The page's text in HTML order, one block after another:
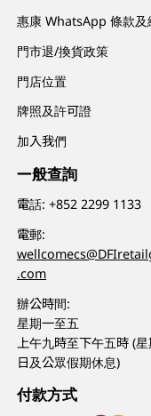
惠康 WhatsApp 條款及
門市退/換貨政策
門店位置
牌照及許可證
加入我們
一般查詢
電話:+852 2299 1133
電郵:
.com
辦公時間:
星期一至五
上午九時至下午五時 (星
日及公眾假期休息)
付款方式